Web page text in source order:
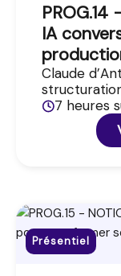
IA
Claude
7 heures
Présentiel